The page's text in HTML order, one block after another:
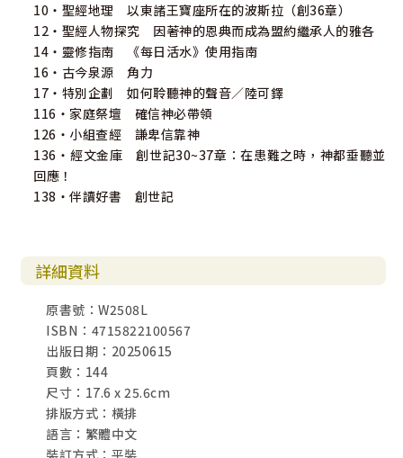
10・聖經地理 以東諸王寶座所在的波斯拉（創36章）
12・聖經人物探究 因著神的恩典而成為盟約繼承人的雅各
14・靈修指南 《每日活水》使用指南
16・古今泉源 角力
17・特別企劃 如何聆聽神的聲音／陸可鐸
116・家庭祭壇 確信神必帶領
126・小組查經 謙卑信靠神
136・經文金庫 創世記30~37章：在患難之時，神都垂聽並
回應！
138・伴讀好書 創世記
詳細資料
原書號：W2508L
ISBN：4715822100567
出版日期：20250615
頁數：144
尺寸：17.6 x 25.6cm
排版方式：橫排
語言：繁體中文